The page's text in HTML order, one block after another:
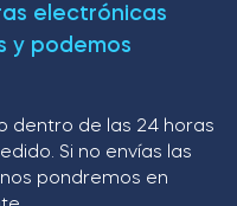
electrónicas
y podemos
dentro de las 24 horas
Si no envías las
pondremos en